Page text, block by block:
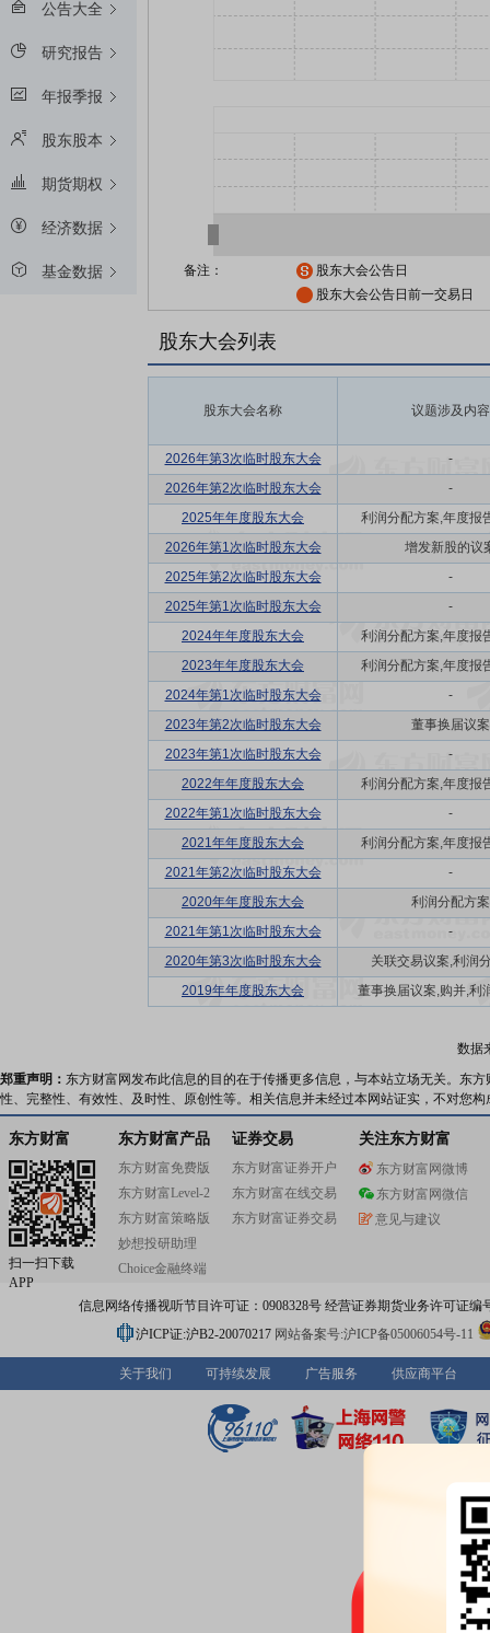
公告大全
研究报告
年报季报
股东股本
期货期权
经济数据
基金数据 备注：
股东大会公告日
股东大会公告日前一交易日
股东大会列表
股东大会名称 议题涉及内容
2026年第3次临时股东大会
-
2026年第2次临时股东大会
-
2025年年度股东大会
利润分配方案,年度报
2026年第1次临时股东大会
增发新股的议
2025年第2次临时股东大会
-
2025年第1次临时股东大会
-
2024年年度股东大会
利润分配方案,年度报
2023年年度股东大会
利润分配方案,年度报
2024年第1次临时股东大会
-
2023年第2次临时股东大会
董事换届议案
2023年第1次临时股东大会
-
2022年年度股东大会
利润分配方案,年度报
2022年第1次临时股东大会
-
2021年年度股东大会
利润分配方案,年度报
2021年第2次临时股东大会
-
2020年年度股东大会
利润分配方案
2021年第1次临时股东大会
-
2020年第3次临时股东大会
关联交易议案,利润
2019年年度股东大会
董事换届议案,购并,利
数据
郑重声明： 东方财富网发布此信息的目的在于传播更多信息，与本站立场无关。东
性、完整性、有效性、及时性、原创性等。相关信息并未经过本网站证实，不对您
东方财富
扫一扫下载
APP
东方财富产品
东方财富免费版
东方财富Level-2
东方财富策略版
妙想投研助理
Choice金融终端
证券交易
东方财富证券开户
东方财富在线交易
东方财富证券交易
关注东方财富
东方财富网微博
东方财富网微信
意见与建议
信息网络传播视听节目许可证：0908328号 经营证券期货业务许可证编
沪ICP证:沪B2-20070217 网站备案号:沪ICP备05006054号-11
关于我们 可持续发展 广告服务 供应商平台